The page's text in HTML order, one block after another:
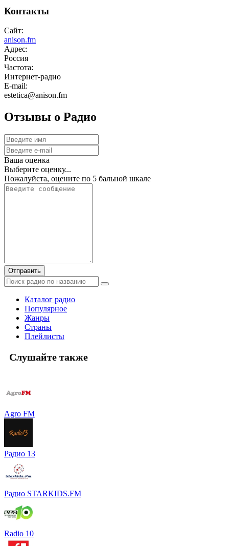
Контакты
Сайт:
anison.fm
Адрес:
Россия
Частота:
Интернет-радио
E-mail:
estetica@anison.fm
Отзывы о Радио
Ваша оценка
Выберите оценку...
Пожалуйста, оцените по 5 бальной шкале
Отправить
Каталог радио
Популярное
Жанры
Страны
Плейлисты
Слушайте также
Agro FM
Радио 13
Радио STARKIDS.FM
Radio 10